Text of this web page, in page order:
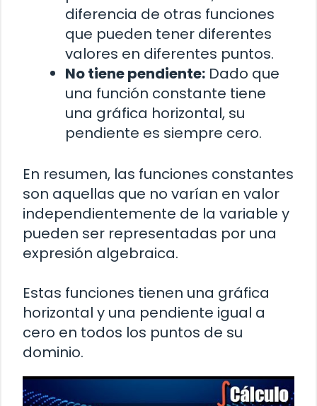
diferencia de otras funciones
que pueden tener diferentes
valores en diferentes puntos.
No tiene pendiente: Dado que
una función constante tiene
una gráfica horizontal, su
pendiente es siempre cero.
En resumen, las funciones constantes
son aquellas que no varían en valor
independientemente de la variable y
pueden ser representadas por una
expresión algebraica.
Estas funciones tienen una gráfica
horizontal y una pendiente igual a
cero en todos los puntos de su
dominio.